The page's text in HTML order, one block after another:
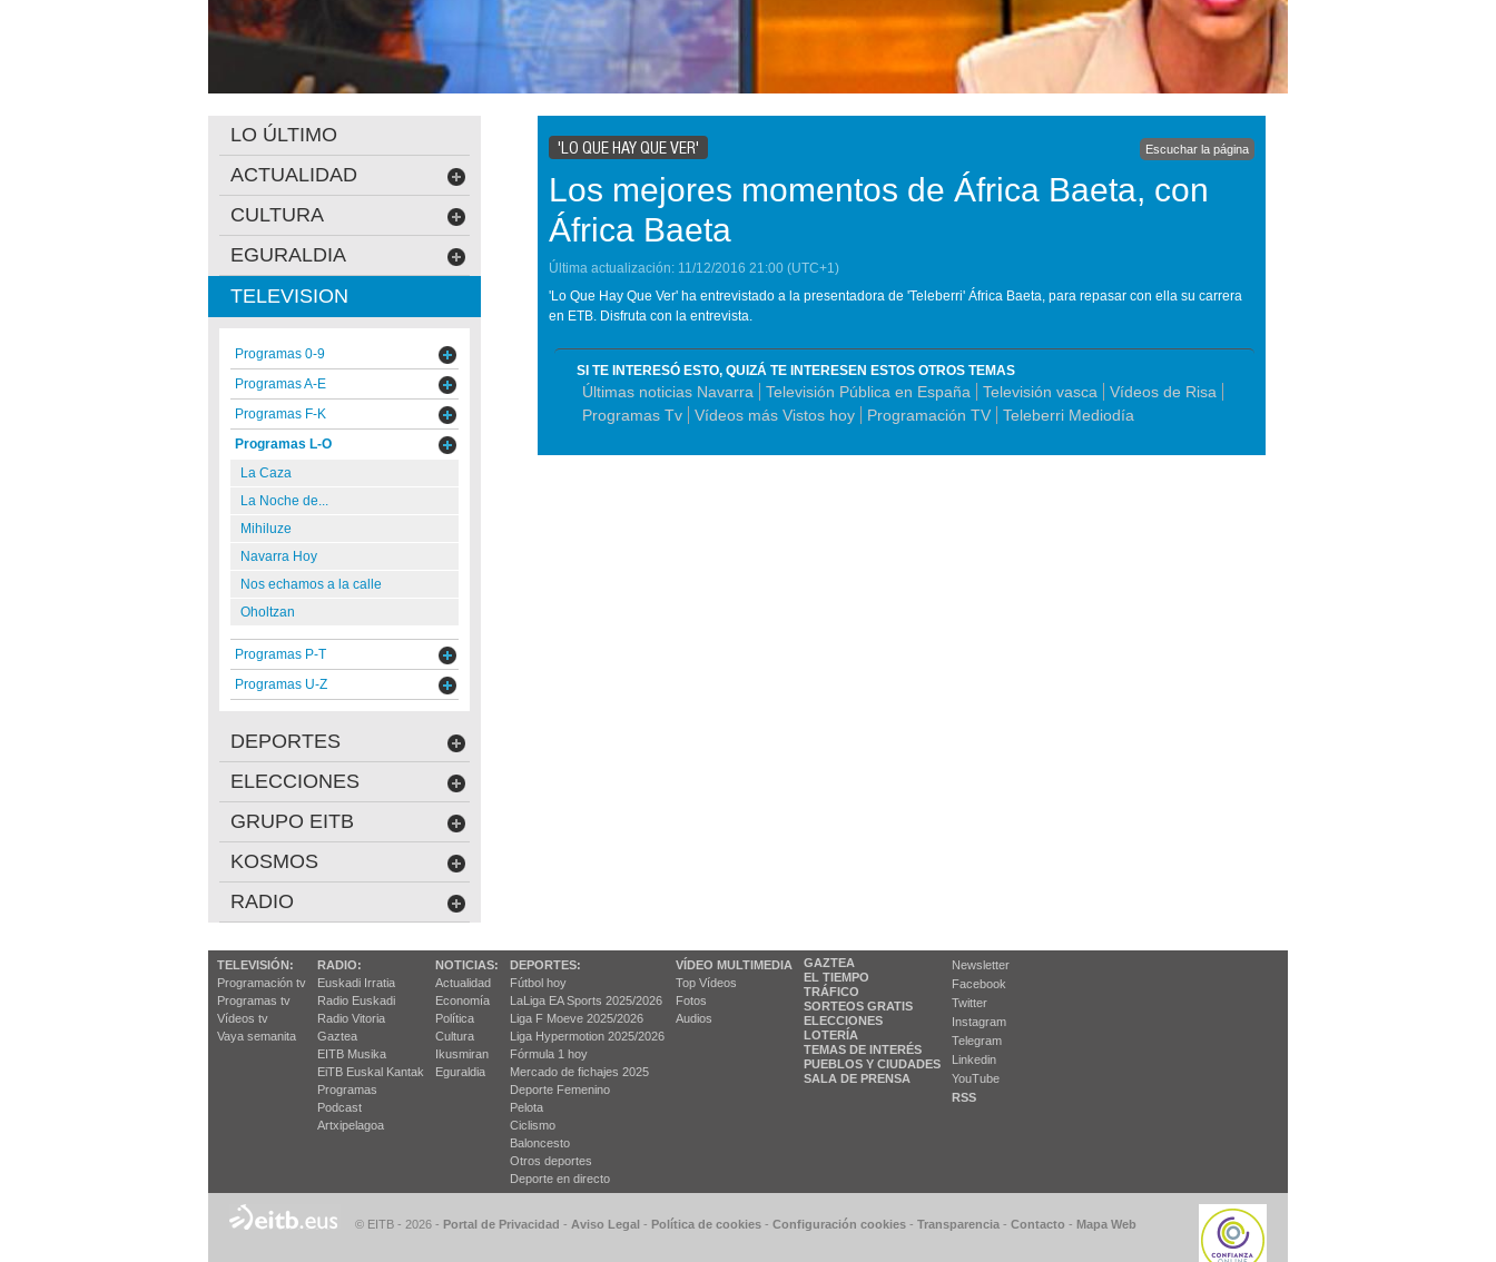
'LO QUE HAY QUE VER' Escuchar la página
Los mejores momentos de África Baeta, con
África Baeta
Última actualización: 11/12/2016 21:00 (UTC+1)
'Lo Que Hay Que Ver' ha entrevistado a la presentadora de 'Teleberri' África Baeta, para repasar con ella su carrera
en ETB. Disfruta con la entrevista.
SI TE INTERESÓ ESTO, QUIZÁ TE INTERESEN ESTOS OTROS TEMAS
Últimas noticias Navarra Televisión Pública en España Televisión vasca
Vídeos de Risa
Programas Tv
Vídeos más Vistos hoy Programación TV Teleberri Mediodía
LO ÚLTIMO
ACTUALIDAD
CULTURA
EGURALDIA
TELEVISION
Programas 0-9
Programas A-E
Programas F-K
Programas L-O
La Caza
La Noche de...
Mihiluze
Navarra Hoy
Nos echamos a la calle
Oholtzan
Programas P-T
Programas U-Z
DEPORTES
ELECCIONES
GRUPO EITB
KOSMOS
RADIO
TELEVISIÓN:
Programación tv
Programas tv
Vídeos tv
Vaya semanita
RADIO:
Euskadi Irratia
Radio Euskadi
Radio Vitoria
Gaztea
EITB Musika
EiTB Euskal Kantak
Programas
Podcast
Artxipelagoa
NOTICIAS:
Actualidad
Economía
Política
Cultura
Ikusmiran
Eguraldia
DEPORTES:
Fútbol hoy
LaLiga EA Sports 2025/2026
Liga F Moeve 2025/2026
Liga Hypermotion 2025/2026
Fórmula 1 hoy
Mercado de fichajes 2025
Deporte Femenino
Pelota
Ciclismo
Baloncesto
Otros deportes
Deporte en directo
VÍDEO MULTIMEDIA
Top Vídeos
Fotos
Audios
GAZTEA
EL TIEMPO
TRÁFICO
SORTEOS GRATIS
ELECCIONES
LOTERÍA
TEMAS DE INTERÉS
PUEBLOS Y CIUDADES
SALA DE PRENSA
Newsletter
Facebook
Twitter
Instagram
Telegram
Linkedin
YouTube
RSS
© EITB - 2026 - Portal de Privacidad - Aviso Legal - Política de cookies - Configuración cookies - Transparencia - Contacto - Mapa Web